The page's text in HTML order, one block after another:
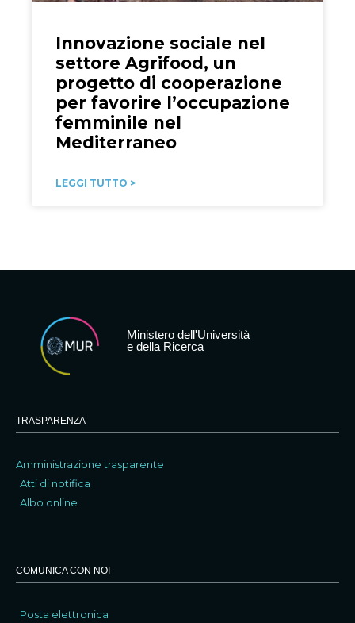
Innovazione sociale nel
settore Agrifood, un
progetto di cooperazione
per favorire l’occupazione
femminile nel
Mediterraneo
LEGGI TUTTO >
Ministero dell'Università
e della Ricerca
TRASPARENZA
Amministrazione trasparente
Atti di notifica
Albo online
COMUNICA CON NOI
Posta elettronica